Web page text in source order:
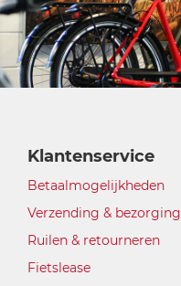
Klantenservice
Betaalmogelijkheden
Verzending & bezorging
Ruilen & retourneren
Fietslease